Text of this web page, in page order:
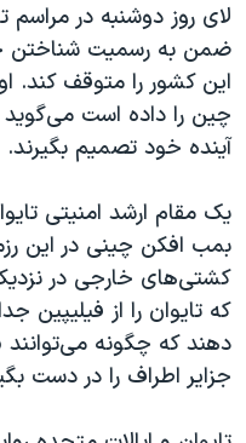
لای روز دوشنبه در
ضمن به رسمیت شناختن
این کشور را متوقف کند.
چین را داده است می‌گوید
آینده خود تصمیم بگیرند.
یک مقام ارشد امنیتی
بمب افکن چینی در این
کشتی‌های خارجی در
که تایوان را از فیلیپین
دهند که چگونه
جزایر اطراف را در دست